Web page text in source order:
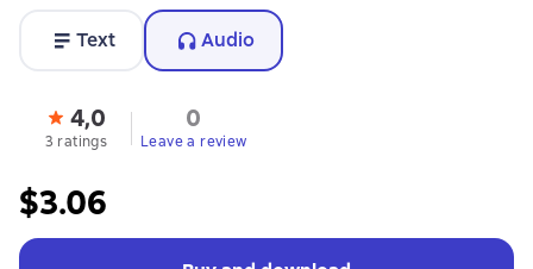
Text Audio
4,0
3 ratings
0
Leave a review
$3.06